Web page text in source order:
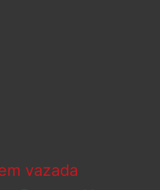
vazada